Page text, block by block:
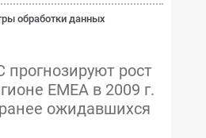
обработки данных
прогнозируют рост
EMEA в 2009 г.
ожидавшихся